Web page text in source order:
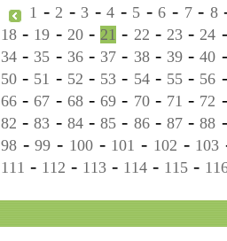
1 -2 - 3 -4 - 5 -6 - 7- 8
18 - 19 - 20- 21 - 22 - 23-24
34 - 35 - 36- 37 - 38- 39-40
50 - 51 - 52 - 53 - 54- 55- 56
66 -67 - 68-69 - 70- 71 - 72
82 -83 - 84-85 - 86- 87-88
98 -99 - 100- 101 - 102 - 103
111 - 112 - 113 - 114 - 115 -